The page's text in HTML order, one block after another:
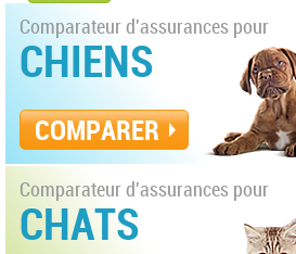
Comparateur d'assurances pour
CHIENS
COMPARER
Comparateur d'assurances pour
CHATS